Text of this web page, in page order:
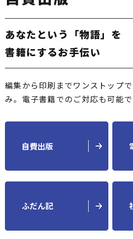
あなたという「物語」を
書籍にするお手伝い
編集から印刷までワンストップ
み。電子書籍でのご対応も可能で
自費出版
ふだん記